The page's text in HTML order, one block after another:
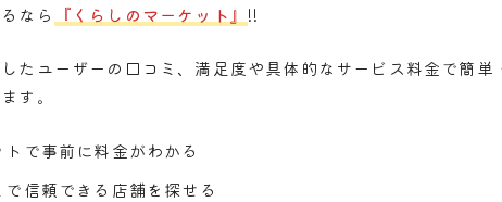
なら 『くらしのマーケット』 !!
たユーザーの口コミ、満足度や具体的なサービス料金で簡単
す。
で事前に料金がわかる
信頼できる店舗を探せる